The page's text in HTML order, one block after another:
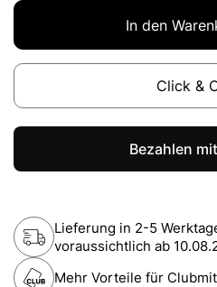
In den
Click &
Lieferung in 2-5
voraussichtlich ab
Mehr Vorteile für